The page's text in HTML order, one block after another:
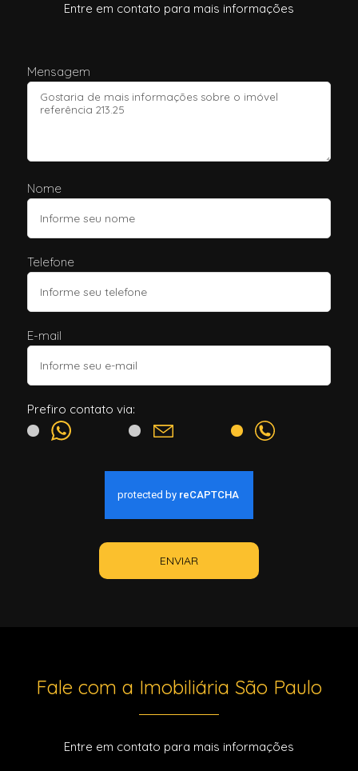
Entre em contato para mais informações
Mensagem
Nome
Telefone
E-mail
Prefiro contato via:
ENVIAR
Fale com a Imobiliária São Paulo
Entre em contato para mais informações